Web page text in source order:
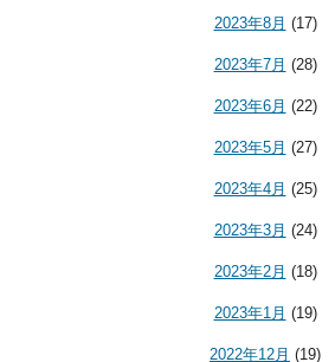
2023年8月 (17)
2023年7月 (28)
2023年6月 (22)
2023年5月 (27)
2023年4月 (25)
2023年3月 (24)
2023年2月 (18)
2023年1月 (19)
2022年12月 (19)